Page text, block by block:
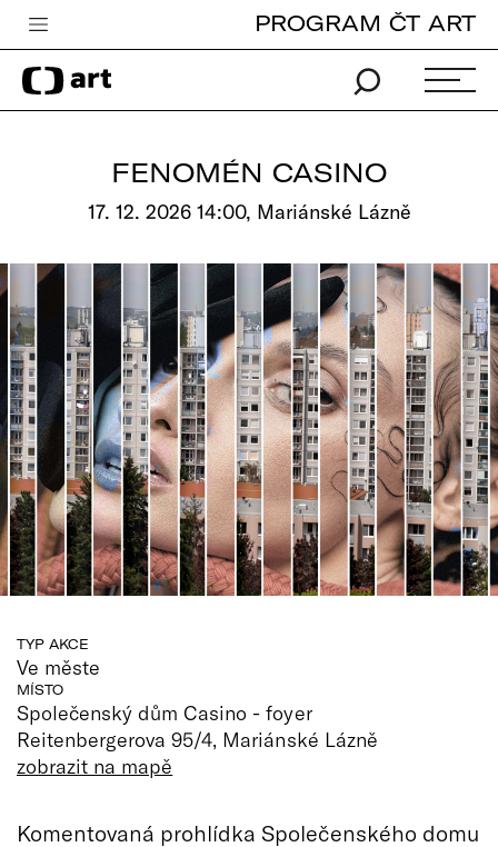
Česká televize
Zpravodajství
Pro děti
edu
Vše o ČT
PROGRAM ČT ART
FENOMÉN CASINO
17. 12. 2026 14:00, Mariánské Lázně
TYP AKCE
Ve měste
MÍSTO
Společenský dům Casino - foyer
Reitenbergerova 95/4, Mariánské Lázně
zobrazit na mapě
Komentovaná prohlídka Společenského domu